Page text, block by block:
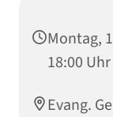
Montag,
18:00 Uhr
Evang.